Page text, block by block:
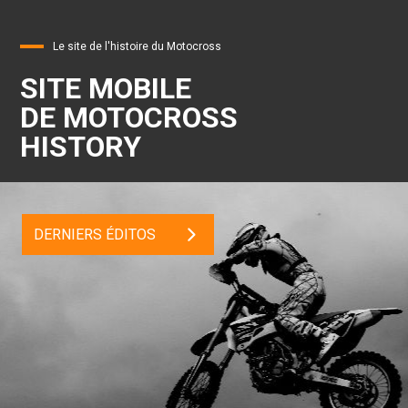
Le site de l'histoire du Motocross
SITE MOBILE
DE MOTOCROSS
HISTORY
DERNIERS ÉDITOS